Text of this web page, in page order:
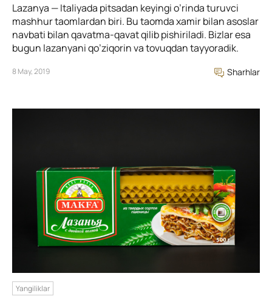
Lazanya — Italiyada pitsadan keyingi o’rinda turuvci
mashhur taomlardan biri. Bu taomda xamir bilan asoslar
navbati bilan qavatma-qavat qilib pishiriladi. Bizlar esa
bugun lazanyani qo’ziqorin va tovuqdan tayyoradik.
8 May, 2019 Sharhlar
Yangiliklar